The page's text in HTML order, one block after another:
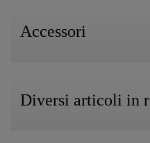
Accessori
Diversi articoli in